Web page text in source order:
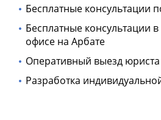
Бесплатные консультации
Бесплатные консультации
офисе на Арбате
Оперативный выезд юриста
Разработка